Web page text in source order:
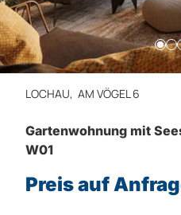
LOCHAU, AM VÖGEL 6
Gartenwohnung mit
W01
Preis auf